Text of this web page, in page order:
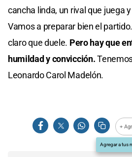
cancha linda, un rival que juega
Vamos a preparar bien el
claro que duele. Pero hay que
humildad y convicción.
Leonardo Carol Madelón.
+
Agregar a tus